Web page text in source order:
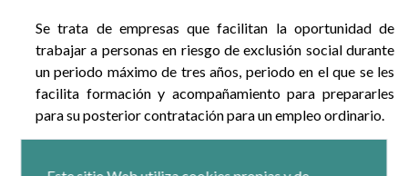
Se trata de empresas que facilitan la oportunidad de
trabajar a personas en riesgo de exclusión social durante
un periodo máximo de tres años, periodo en el que se les
facilita formación y acompañamiento para prepararles
para su posterior contratación para un empleo ordinario.